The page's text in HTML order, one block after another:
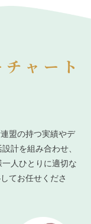
ャート
盟の持つ実績やデ
計を組み合わせ、
一人ひとりに適切な
てお任せくださ